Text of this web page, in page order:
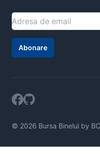
Abonare
© 2026 Bursa Binelui by